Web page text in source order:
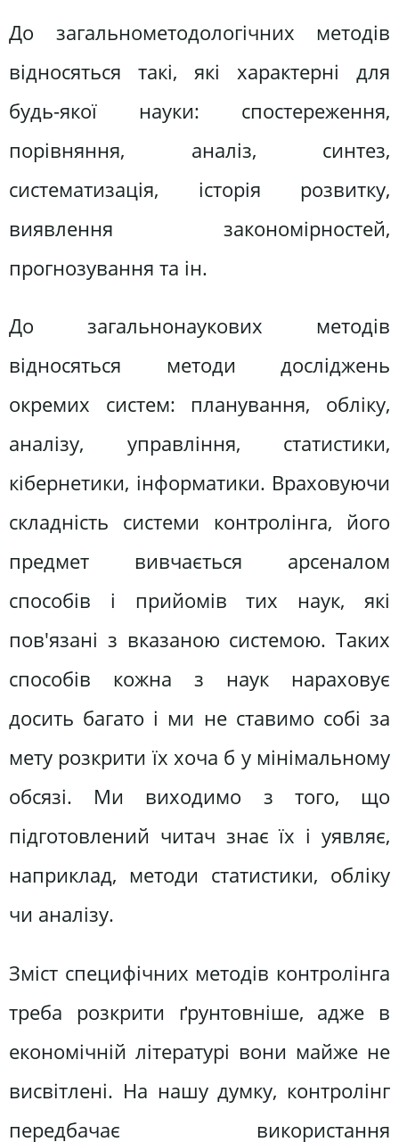
До загальнометодологічних методів
відносяться такі, які характерні для
будь-якої науки: спостереження,
порівняння, аналіз, синтез,
систематизація, історія розвитку,
виявлення закономірностей,
прогнозування та ін.
До загальнонаукових методів
відносяться методи досліджень
окремих систем: планування, обліку,
аналізу, управління, статистики,
кібернетики, інформатики. Враховуючи
складність системи контролінга, його
предмет вивчається арсеналом
способів і прийомів тих наук, які
пов'язані з вказаною системою. Таких
способів кожна з наук нараховує
досить багато і ми не ставимо собі за
мету розкрити їх хоча б у мінімальному
обсязі. Ми виходимо з того, що
підготовлений читач знає їх і уявляє,
наприклад, методи статистики, обліку
чи аналізу.
Зміст специфічних методів контролінга
треба розкрити ґрунтовніше, адже в
економічній літературі вони майже не
висвітлені. На нашу думку, контролінг
передбачає використання